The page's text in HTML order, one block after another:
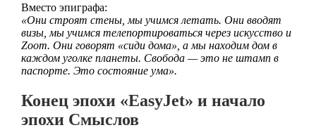
Вместо эпиграфа:
«Они строят стены, мы учимся летать. Они вводят
визы, мы учимся телепортироваться через искусство и
Zoom. Они говорят «сиди дома», а мы находим дом в
каждом уголке планеты. Свобода — это не штамп в
паспорте. Это состояние ума».
Конец эпохи «EasyJet» и начало
эпохи Смыслов